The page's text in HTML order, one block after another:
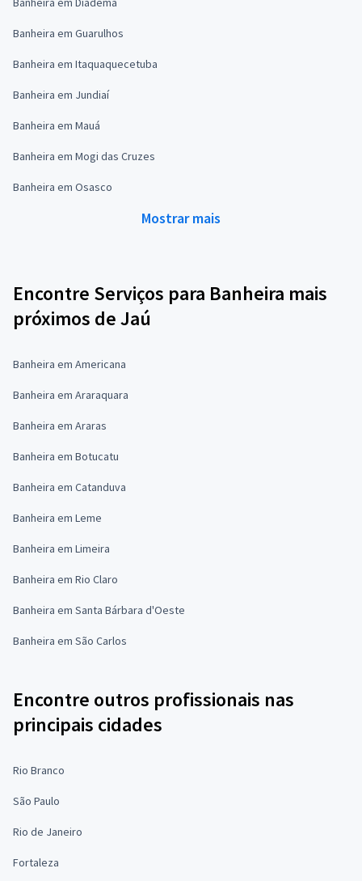
Banheira em Guarulhos
Banheira em Itaquaquecetuba
Banheira em Jundiaí
Banheira em Mauá
Banheira em Mogi das Cruzes
Banheira em Osasco
Mostrar mais
Encontre Serviços para Banheira mais
próximos de Jaú
Banheira em Americana
Banheira em Araraquara
Banheira em Araras
Banheira em Botucatu
Banheira em Catanduva
Banheira em Leme
Banheira em Limeira
Banheira em Rio Claro
Banheira em Santa Bárbara d'Oeste
Banheira em São Carlos
Encontre outros profissionais nas
principais cidades
Rio Branco
São Paulo
Rio de Janeiro
Fortaleza